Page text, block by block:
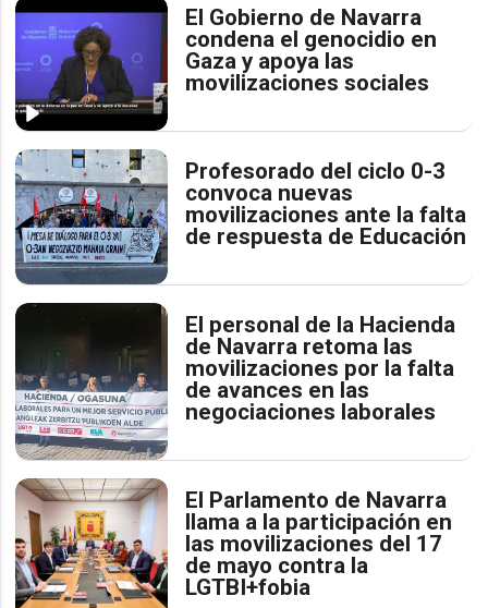
El Gobierno de Navarra
condena el genocidio en
Gaza y apoya las
movilizaciones sociales
Profesorado del ciclo 0-3
convoca nuevas
movilizaciones ante la falta
de respuesta de Educación
El personal de la Hacienda
de Navarra retoma las
movilizaciones por la falta
de avances en las
negociaciones laborales
El Parlamento de Navarra
llama a la participación en
las movilizaciones del 17
de mayo contra la
LGTBI+fobia